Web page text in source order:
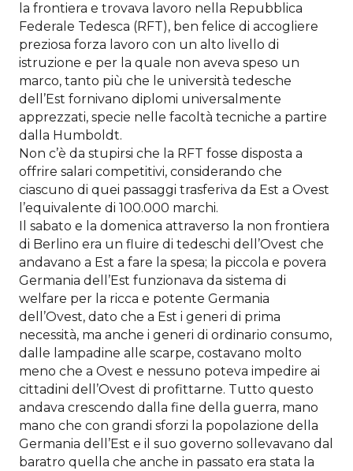
la frontiera e trovava lavoro nella Repubblica
Federale Tedesca (RFT), ben felice di accogliere
preziosa forza lavoro con un alto livello di
istruzione e per la quale non aveva speso un
marco, tanto più che le università tedesche
dell’Est fornivano diplomi universalmente
apprezzati, specie nelle facoltà tecniche a partire
dalla Humboldt.
Non c’è da stupirsi che la RFT fosse disposta a
offrire salari competitivi, considerando che
ciascuno di quei passaggi trasferiva da Est a Ovest
l’equivalente di 100.000 marchi.
Il sabato e la domenica attraverso la non frontiera
di Berlino era un fluire di tedeschi dell’Ovest che
andavano a Est a fare la spesa; la piccola e povera
Germania dell’Est funzionava da sistema di
welfare per la ricca e potente Germania
dell’Ovest, dato che a Est i generi di prima
necessità, ma anche i generi di ordinario consumo,
dalle lampadine alle scarpe, costavano molto
meno che a Ovest e nessuno poteva impedire ai
cittadini dell’Ovest di profittarne. Tutto questo
andava crescendo dalla fine della guerra, mano
mano che con grandi sforzi la popolazione della
Germania dell’Est e il suo governo sollevavano dal
baratro quella che anche in passato era stata la